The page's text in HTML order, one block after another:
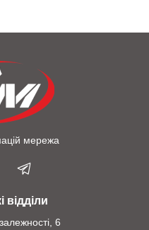
мережа
відділи
6